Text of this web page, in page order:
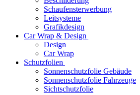
Schaufensterwerbung
Leitsysteme
Grafikdesign
Car Wrap & Design
Design
Car Wrap
Schutzfolien
Sonnenschutzfolie Gebäude
Sonnenschutzfolie Fahrzeuge
Sichtschutzfolie